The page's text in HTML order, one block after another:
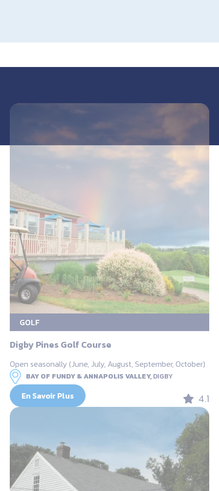
GOLF
Digby Pines Golf Course
Open seasonally (June, July, August, September, October)
BAY OF FUNDY & ANNAPOLIS VALLEY,DIGBY
En Savoir Plus 4.1